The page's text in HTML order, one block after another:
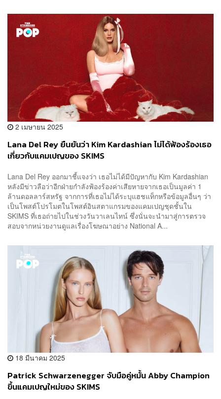
2 เมษายน 2025
Lana Del Rey ยืนยันว่า Kim Kardashian ไม่ได้ฟ้องร้องเธอ
เกี่ยวกับแคมเปญของ SKIMS
Lana Del Rey ออกมาชี้แจงว่า เธอไม่ได้มีปัญหากับ Kim Kardashian
หลังมีข่าวลือว่าอีกฝ่ายกำลังฟ้องร้องค่าเสียหายจากเธอเป็นมูลค่า 1
ล้านดอลลาร์สหรัฐ จากการที่เธอไม่ได้ระบุแฮชแท็กหรือข้อมูลอื่นๆ ว่า
เป็นโพสต์โปรโมตในโพสต์อินสตาแกรมของแคมเปญชุดชั้นใน
SKIMS ที่เธอถ่ายไปในช่วงวันวาเลนไทน์ ซึ่งนั่นจะนำมาสู่การตรวจ
สอบจากหน่วยงานดูแลเรื่องโฆษณาอย่าง National A...
18 มีนาคม 2025
Patrick Schwarzenegger จับมือคู่หมั้น Abby Champion
ขึ้นแคมเปญใหม่ของ SKIMS